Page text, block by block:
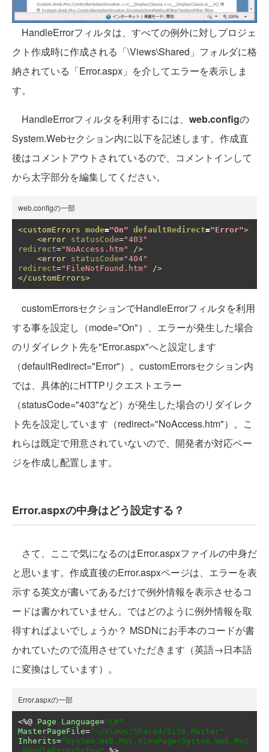
HandleErrorフィルタは、すべての例外に対しプロジェ
クト作成時に作成される「\Views\Shared」フォルダに格
納されている「Error.aspx」を介してエラーを表示しま
す。
HandleErrorフィルタを利用するには、 web.configの
System.Webセクション内に以下を記述します。作成直
後はコメントアウトされているので、コメントインして
から太字部分を編集してください。
web.configの一部
<customErrors mode="On" defaultRedirect="Error">
<error statusCode="403"
redirect="NoAccess.htm"
/>
<error statusCode="404"
redirect="FileNotFound.htm"
/>
</customErrors>
customErrorsセクションでHandleErrorフィルタを利用
する事を設定し（mode="On"）、エラーが発生した場合
のリダイレクト先を"Error.aspx"へと設定します
（defaultRedirect="Error"）。customErrorsセクション内
では、具体的にHTTPリクエストエラー
（statusCode="403"など）が発生した場合のリダイレク
ト先を設定しています（redirect="NoAccess.htm"）。こ
れらは既定で用意されていないので、開発者が対応ペー
ジを作成し配置します。
Error.aspxの中身はどう設定する？
さて、ここで気になるのはError.aspxファイルの中身だ
と思います。作成直後のError.aspxページは、エラーを表
示する英文が書いてあるだけで例外情報を表示させるコ
ードは書かれていません。ではどのように例外情報を取
得すればよいでしょうか？ MSDNにお手本のコードが書
かれていたので流用させていただきます（英語→日本語
に変換はしています）。
Error.aspxの一部
<%@ Page Language="C#"
MasterPageFile="~/Views/Shared/Site.Master"
Inherits="System.Web.Mvc.ViewPage<System.Web.Mvc